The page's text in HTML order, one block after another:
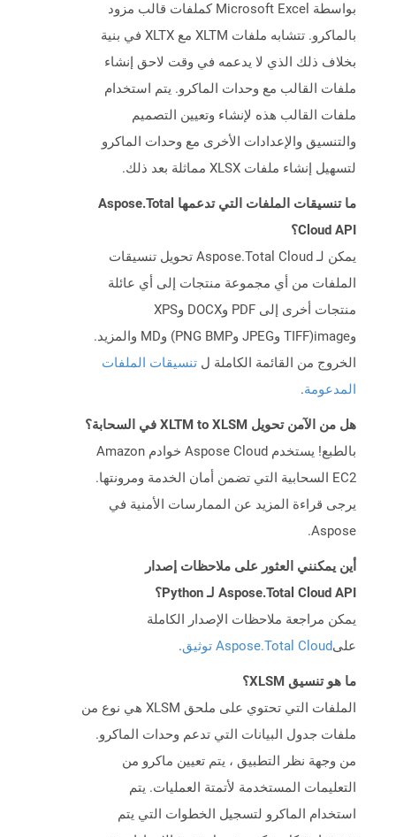
بواسطة Microsoft Excel كملفات قالب مزود
بالماكرو. تتشابه ملفات XLTM مع XLTX في بنية
بخلاف ذلك الذي لا يدعمه في وقت لاحق إنشاء
ملفات القالب مع وحدات الماكرو. يتم استخدام
ملفات القالب هذه لإنشاء وتعيين التصميم
والتنسيق والإعدادات الأخرى مع وحدات الماكرو
لتسهيل إنشاء ملفات XLSX مماثلة بعد ذلك.
ما تنسيقات الملفات التي تدعمها Aspose.Total
Cloud API؟
يمكن لـ Aspose.Total Cloud تحويل تنسيقات
الملفات من أي مجموعة منتجات إلى أي عائلة
منتجات أخرى إلى PDF وDOCX وXPS
وimage(TIFF وJPEG وPNG BMP) وMD والمزيد.
الخروج من القائمة الكاملة ل تنسيقات الملفات
المدعومة.
هل من الآمن تحويل XLTM to XLSM في السحابة؟
بالطبع! يستخدم Aspose Cloud خوادم Amazon
EC2 السحابية التي تضمن أمان الخدمة ومرونتها.
يرجى قراءة المزيد عن الممارسات الأمنية في
Aspose.
أين يمكنني العثور على ملاحظات إصدار
Aspose.Total Cloud API لـ Python؟
يمكن مراجعة ملاحظات الإصدار الكاملة
علىAspose.Total Cloud توثيق .
ما هو تنسيق XLSM؟
الملفات التي تحتوي على ملحق XLSM هي نوع من
ملفات جدول البيانات التي تدعم وحدات الماكرو.
من وجهة نظر التطبيق ، يتم تعيين ماكرو من
التعليمات المستخدمة لأتمتة العمليات. يتم
استخدام الماكرو لتسجيل الخطوات التي يتم